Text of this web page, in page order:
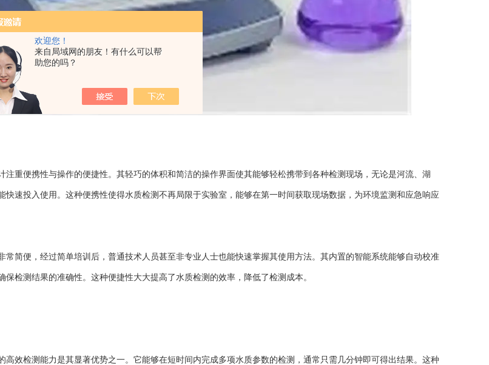
欢迎您！
来自局域网的朋友！有什么可以帮
助您的吗？
重便携性与操作的便捷性。其轻巧的体积和简洁的操作界面使其能够轻松携带到各种检测现场，无论是河流、湖
快速投入使用。这种便携性使得水质检测不再局限于实验室，能够在第一时间获取现场数据，为环境监测和应急响应
简便，经过简单培训后，普通技术人员甚至非专业人士也能快速掌握其使用方法。其内置的智能系统能够自动校准
保检测结果的准确性。这种便捷性大大提高了水质检测的效率，降低了检测成本。
效检测能力是其显著优势之一。它能够在短时间内完成多项水质参数的检测，通常只需几分钟即可得出结果。这种